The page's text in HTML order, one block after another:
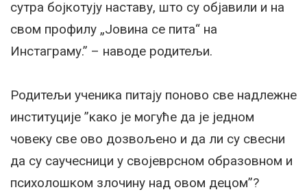
сутра бојкотују наставу, што су објавили и на
свом профилу „Јовина се пита“ на
Инстаграму.” – наводе родитељи.
Родитељи ученика питају поново све надлежне
институције ”како је могуће да је једном
човеку све ово дозвољено и да ли су свесни
да су саучесници у својеврсном образовном и
психолошком злочину над овом децом”?